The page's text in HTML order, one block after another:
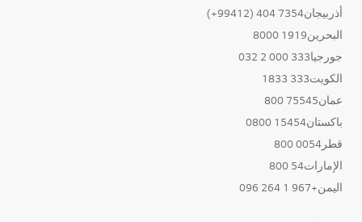
أذربيجان7354 404 (99412+)
البحرين1919 8000
جورجيا333 000 2 032
الكويت333 1833
عمان75545 800
باكستان15454 0800
قطر0054 800
الإمارات54 800
اليمن+967 1 264 096